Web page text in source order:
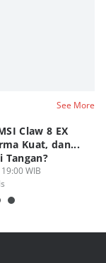
See More
Claw 8 EX
Kuat, dan...
Tangan?
WIB